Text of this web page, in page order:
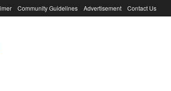
Community Guidelines Advertisement Contact Us